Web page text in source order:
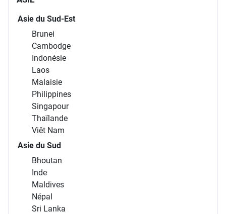
Asie du Sud-Est
Brunei
Cambodge
Indonésie
Laos
Malaisie
Philippines
Singapour
Thaïlande
Viêt Nam
Asie du Sud
Bhoutan
Inde
Maldives
Népal
Sri Lanka